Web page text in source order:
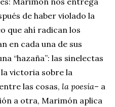
de haber violado la
que ahí radican los
en cada una de sus
“hazaña”: las sinelectas
victoria sobre la
las cosas, la poesía– a
a otra, Marimón aplica